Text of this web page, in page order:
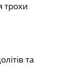
трохи
та